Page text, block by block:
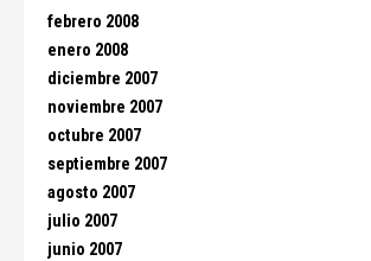
febrero 2008
enero 2008
diciembre 2007
noviembre 2007
octubre 2007
septiembre 2007
agosto 2007
julio 2007
junio 2007